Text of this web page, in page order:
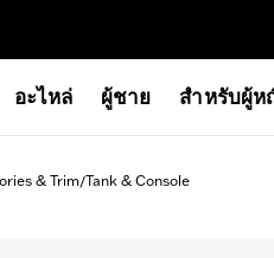
อะไหล่ ผู้ชาย สำหรับผู้ห
& Trim/Tank & Console